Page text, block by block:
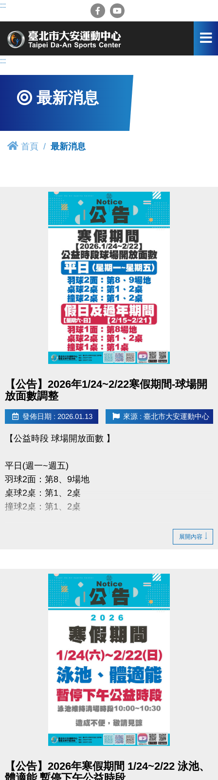
跳
容
:::
:::
最新消息
首頁 最新消息
【公告】2026年1/24~2/22寒假期間-球場開
放面數調整
發佈日期 : 2026.01.13 來源 : 臺北市大安運動中心
【公益時段 球場開放面數 】
平日(週一~週五)
羽球2面：第8、9場地
桌球2桌：第1、2桌
撞球2桌：第1、2桌
撞球1桌：第1桌
展開內容
【公告】2026年寒假期間 1/24~2/22 泳池、
體適能 暫停下午公益時段